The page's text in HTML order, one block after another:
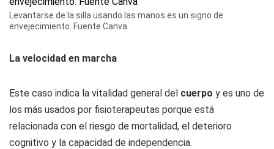
Levantarse de la silla usando las manos es un signo de
envejecimiento. Fuente Canva
La velocidad en marcha
Este caso indica la vitalidad general del cuerpo y es uno de
los más usados por fisioterapeutas porque está
relacionada con el riesgo de mortalidad, el deterioro
cognitivo y la capacidad de independencia.